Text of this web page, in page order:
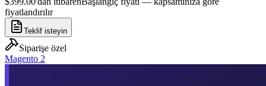
fiyatlandırılır
Teklif isteyin
Siparişe özel
Magento 2